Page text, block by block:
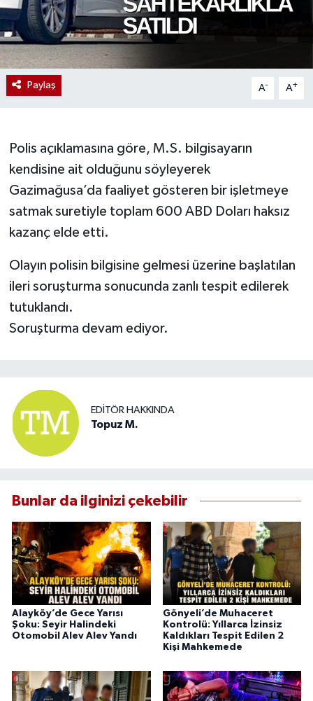
Paylaş A- A+
Polis açıklamasına göre, M.S. bilgisayarın
kendisine ait olduğunu söyleyerek
Gazimağusa’da faaliyet gösteren bir işletmeye
satmak suretiyle toplam 600 ABD Doları haksız
kazanç elde etti.
Olayın polisin bilgisine gelmesi üzerine başlatılan
ileri soruşturma sonucunda zanlı tespit edilerek
tutuklandı.
Soruşturma devam ediyor.
EDITÖR HAKKINDA
Topuz M.
Bunlar da ilginizi çekebilir
Alayköy’de Gece Yarısı
Şoku: Seyir Halindeki
Otomobil Alev Alev Yandı
Gönyeli’de Muhaceret
Kontrolü: Yıllarca İzinsiz
Kaldıkları Tespit Edilen 2
Kişi Mahkemede